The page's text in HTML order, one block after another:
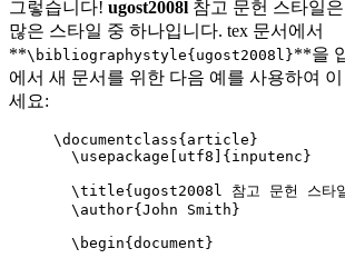
그렇습니다! ugost2008l 참고 문헌 스타일
많은 스타일 중 하나입니다. tex 문서에서
**\bibliographystyle{ugost2008l}**을
에서 새 문서를 위한 다음 예를 사용하여
세요:
\documentclass{ article }
\usepackage
utf8 ]{ inputenc }
\title{ugost2008l 참고 문헌 스타
\author{John Smith}
\begin{ document }